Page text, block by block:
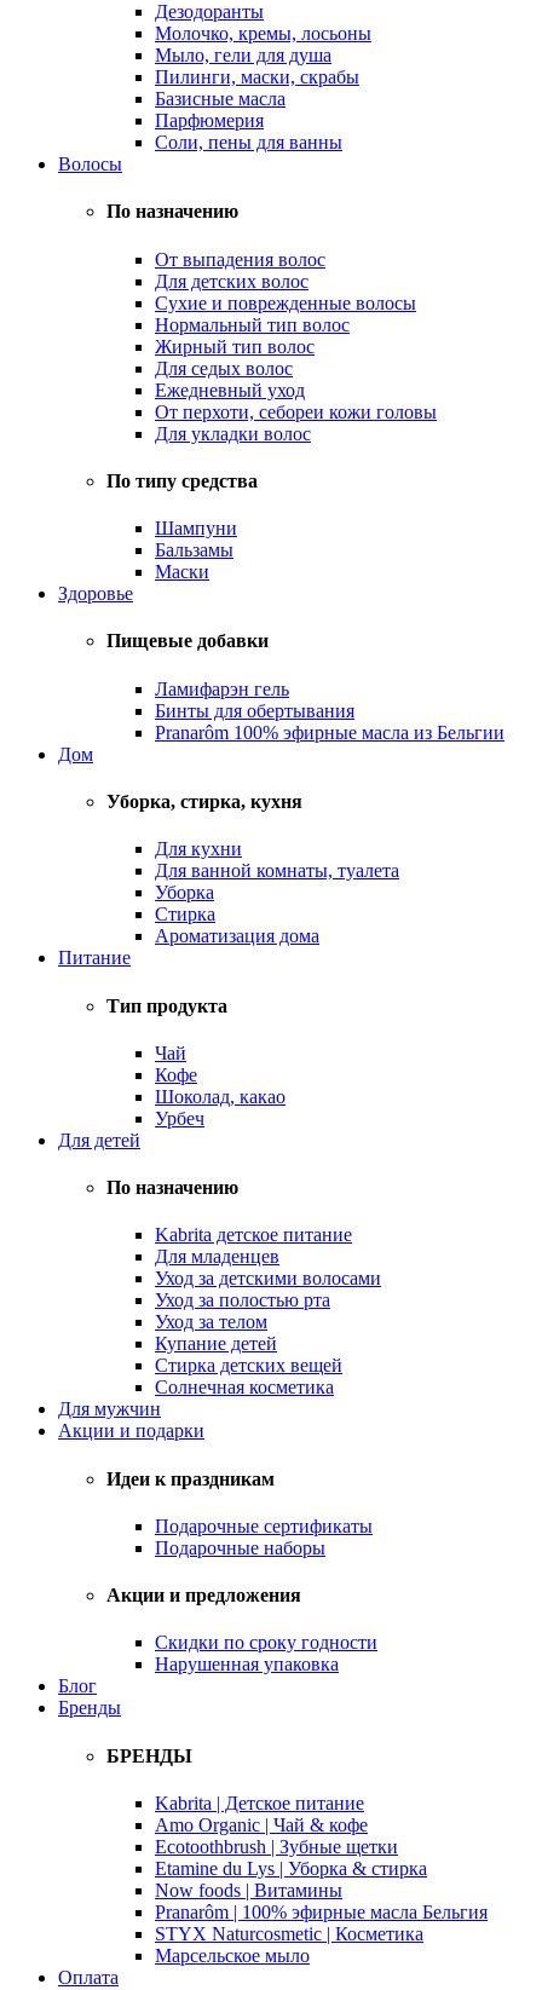
Дезодоранты
Молочко, кремы, лосьоны
Мыло, гели для душа
Пилинги, маски, скрабы
Базисные масла
Парфюмерия
Соли, пены для ванны
Волосы
По назначению
От выпадения волос
Для детских волос
Сухие и поврежденные волосы
Нормальный тип волос
Жирный тип волос
Для седых волос
Ежедневный уход
От перхоти, себореи кожи головы
Для укладки волос
По типу средства
Шампуни
Бальзамы
Маски
Здоровье
Пищевые добавки
Ламифарэн гель
Бинты для обертывания
Pranarôm 100% эфирные масла из Бельгии
Дом
Уборка, стирка, кухня
Для кухни
Для ванной комнаты, туалета
Уборка
Стирка
Ароматизация дома
Питание
Тип продукта
Чай
Кофе
Шоколад, какао
Урбеч
Для детей
По назначению
Kabrita детское питание
Для младенцев
Уход за детскими волосами
Уход за полостью рта
Уход за телом
Купание детей
Стирка детских вещей
Солнечная косметика
Для мужчин
Акции и подарки
Идеи к праздникам
Подарочные сертификаты
Подарочные наборы
Акции и предложения
Скидки по сроку годности
Нарушенная упаковка
Блог
Бренды
БРЕНДЫ
Kabrita | Детское питание
Amo Organic | Чай & кофе
Ecotoothbrush | Зубные щетки
Etamine du Lys | Уборка & стирка
Now foods | Витамины
Pranarôm | 100% эфирные масла Бельгия
STYX Naturcosmetic | Косметика
Марсельское мыло
Оплата